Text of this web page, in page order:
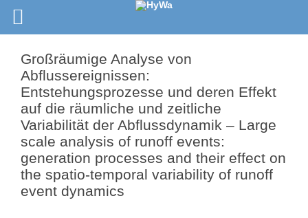
Großräumige Analyse von
Abflussereignissen:
Entstehungsprozesse und deren Effekt
auf die räumliche und zeitliche
Variabilität der Abflussdynamik – Large
scale analysis of runoff events:
generation processes and their effect on
the spatio-temporal variability of runoff
event dynamics